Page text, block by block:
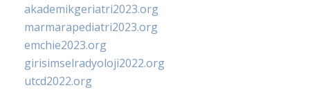
akademikgeriatri2023.org
marmarapediatri2023.org
emchie2023.org
girisimselradyoloji2022.org
utcd2022.org